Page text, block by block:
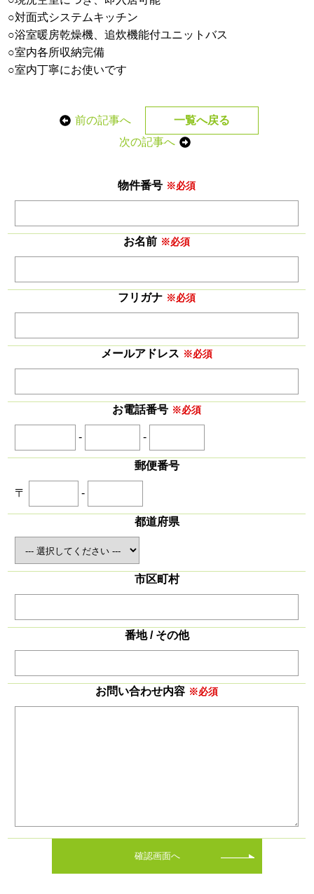
○対面式システムキッチン
○浴室暖房乾燥機、追炊機能付ユニットバス
○室内各所収納完備
○室内丁寧にお使いです
前の記事へ
一覧へ戻る
次の記事へ
物件番号 ※必須
お名前 ※必須
フリガナ ※必須
メールアドレス ※必須
お電話番号 ※必須
- -
郵便番号
〒 -
都道府県
市区町村
番地 / その他
お問い合わせ内容 ※必須
確認画面へ